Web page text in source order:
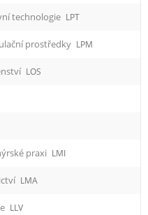
technologie LPT
prostředky LPM
LOS
praxi LMI
LMA
LLV